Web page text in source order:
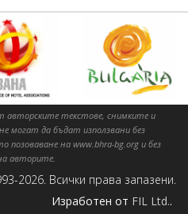
авторските текстове, снимките и
могат да бъдат използвани без
позоваване на www.bhra-bg.org и без
авторите.
2026. Всички права запазени.
Изработен от FIL Ltd..